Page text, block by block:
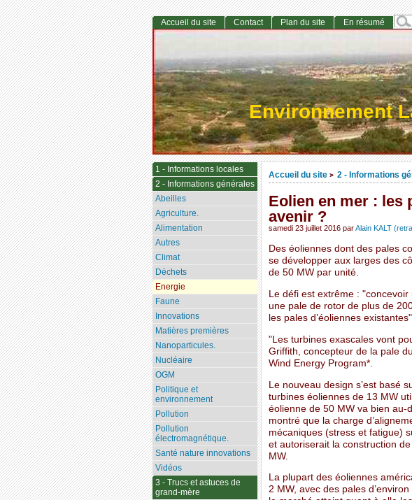
Environnement
Accueil du site > 2 - Informations
Eolien en mer : les
avenir ?
samedi 23 juillet 2016 parAlain KALT
Des éoliennes dont des pales
se développer aux larges des
de 50 MW par unité.
Le défi est extrême :
une pale de rotor de plus de
les pales d’éoliennes
"Les turbines exascales vont
Griffith, concepteur de la pale
Wind Energy Program*.
Le nouveau design s’est basé
turbines éoliennes de 13 MW
éolienne de 50 MW va bien au-
montré que la charge
mécaniques (stress et fatigue)
et autoriserait la construction
MW.
La plupart des éoliennes
2 MW, avec des pales
Accueil du site Contact Plan du site En résumé
1 - Informations locales
2 - Informations générales
Abeilles
Agriculture.
Alimentation
Autres
Climat
Déchets
Energie
Faune
Innovations
Matières premières
Nanoparticules.
Nucléaire
OGM
Politique et
environnement
Pollution
Pollution
électromagnétique.
Santé nature innovations
Vidéos
3 - Trucs et astuces de
grand-mère